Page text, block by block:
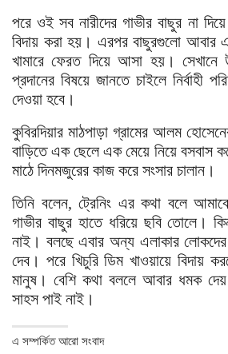
পরে ওই সব নারীদের গাভীর বাছুর না
বিদায় করা হয়। এরপর বাছুরগুলো আবার
খামারে ফেরত দিয়ে আসা হয়।
প্রদানের বিষয়ে জানতে চাইলে নির্বাহী
দেওয়া হবে।
কুবিরদিয়ার মাঠপাড়া গ্রামের আলম
বাড়িতে এক ছেলে এক মেয়ে নিয়ে বসবাস
মাঠে দিনমজুরের কাজ করে সংসার চালান।
তিনি বলেন, ট্রেনিং এর কথা বলে
গাভীর বাছুর হাতে ধরিয়ে ছবি তোলে।
নাই। বলছে এবার অন্য এলাকার লোকদের
দেব। পরে খিচুরি ডিম খাওয়ায়ে বিদায়
মানুষ। বেশি কথা বললে আবার ধমক
সাহস পাই নাই।
এ সম্পর্কিত আরো সংবাদ